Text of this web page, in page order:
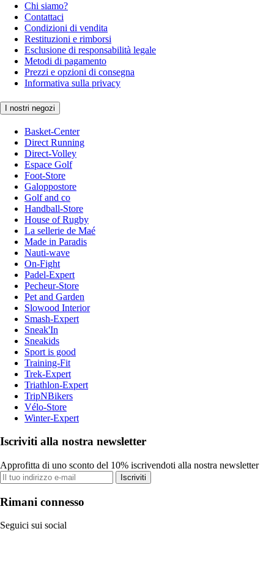
Chi siamo?
Contattaci
Condizioni di vendita
Restituzioni e rimborsi
Esclusione di responsabilità legale
Metodi di pagamento
Prezzi e opzioni di consegna
Informativa sulla privacy
I nostri negozi
Basket-Center
Direct Running
Direct-Volley
Espace Golf
Foot-Store
Galoppostore
Golf and co
Handball-Store
House of Rugby
La sellerie de Maé
Made in Paradis
Nauti-wave
On-Fight
Padel-Expert
Pecheur-Store
Pet and Garden
Slowood Interior
Smash-Expert
Sneak'In
Sneakids
Sport is good
Training-Fit
Trek-Expert
Triathlon-Expert
TripNBikers
Vélo-Store
Winter-Expert
Iscriviti alla nostra newsletter
Approfitta di uno sconto del 10% iscrivendoti alla nostra newsletter
Iscriviti
Rimani connesso
Seguici sui social